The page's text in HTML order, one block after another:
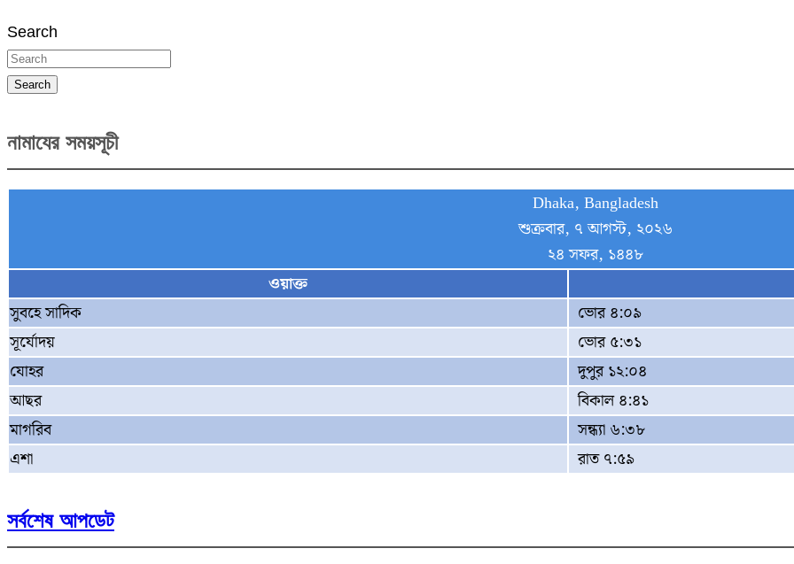
Search
Search
নামাযের সময়সূচী
Dhaka, Bangladesh
শুক্রবার, ৭ আগস্ট, ২০২৬
২৪ সফর, ১৪৪৮
ওয়াক্ত
সুবহে সাদিক
ভোর ৪:০৯
সূর্যোদয়
ভোর ৫:৩১
যোহর
দুপুর ১২:০৪
আছর
বিকাল ৪:৪১
মাগরিব
সন্ধ্যা ৬:৩৮
এশা
রাত ৭:৫৯
সর্বশেষ আপডেট